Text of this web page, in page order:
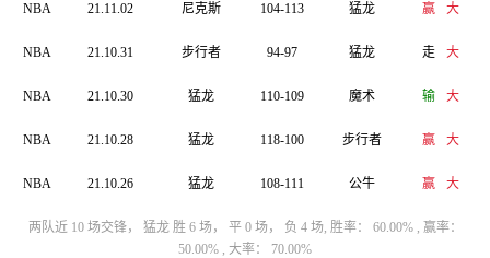
NBA 21.11.02 尼克斯 104-113 猛龙 赢 大
NBA 21.10.31 步行者 94-97 猛龙 走 大
NBA 21.10.30 猛龙 110-109 魔术 输 大
NBA 21.10.28 猛龙 118-100 步行者 赢 大
NBA 21.10.26 猛龙 108-111 公牛 赢 大
两队近 10 场交锋， 猛龙 胜 6 场， 平 0 场， 负 4 场, 胜率： 60.00% , 赢率：
50.00% , 大率： 70.00%